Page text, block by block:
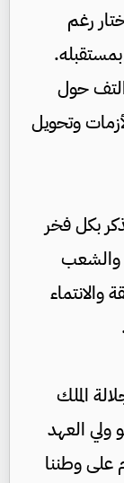
رغم
حول
وتحويل
بكل فخر
والشعب
والانتماء
الملك
ولي العهد
على وطننا